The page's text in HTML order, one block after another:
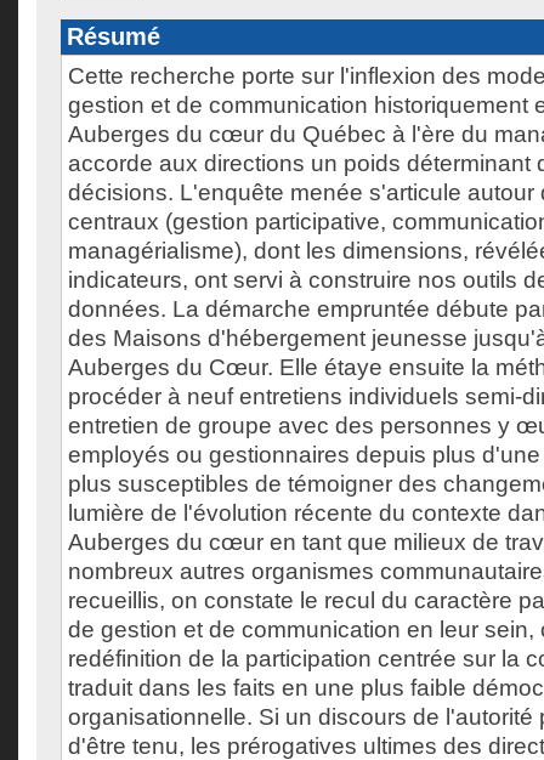
Résumé
Cette recherche porte sur l'inflexion des
gestion et de communication historiquement
Auberges du cœur du Québec à l'ère du
accorde aux directions un poids déterminant
décisions. L'enquête menée s'articule autour
centraux (gestion participative,
managérialisme), dont les dimensions,
indicateurs, ont servi à construire nos outils
données. La démarche empruntée débute
des Maisons d'hébergement jeunesse
Auberges du Cœur. Elle étaye ensuite la
procéder à neuf entretiens individuels semi-
entretien de groupe avec des personnes y
employés ou gestionnaires depuis plus
plus susceptibles de témoigner des
lumière de l'évolution récente du contexte
Auberges du cœur en tant que milieux de
nombreux autres organismes
recueillis, on constate le recul du caractère
de gestion et de communication en leur sein,
redéfinition de la participation centrée sur la
traduit dans les faits en une plus faible
organisationnelle. Si un discours de l'autorité
d'être tenu, les prérogatives ultimes des